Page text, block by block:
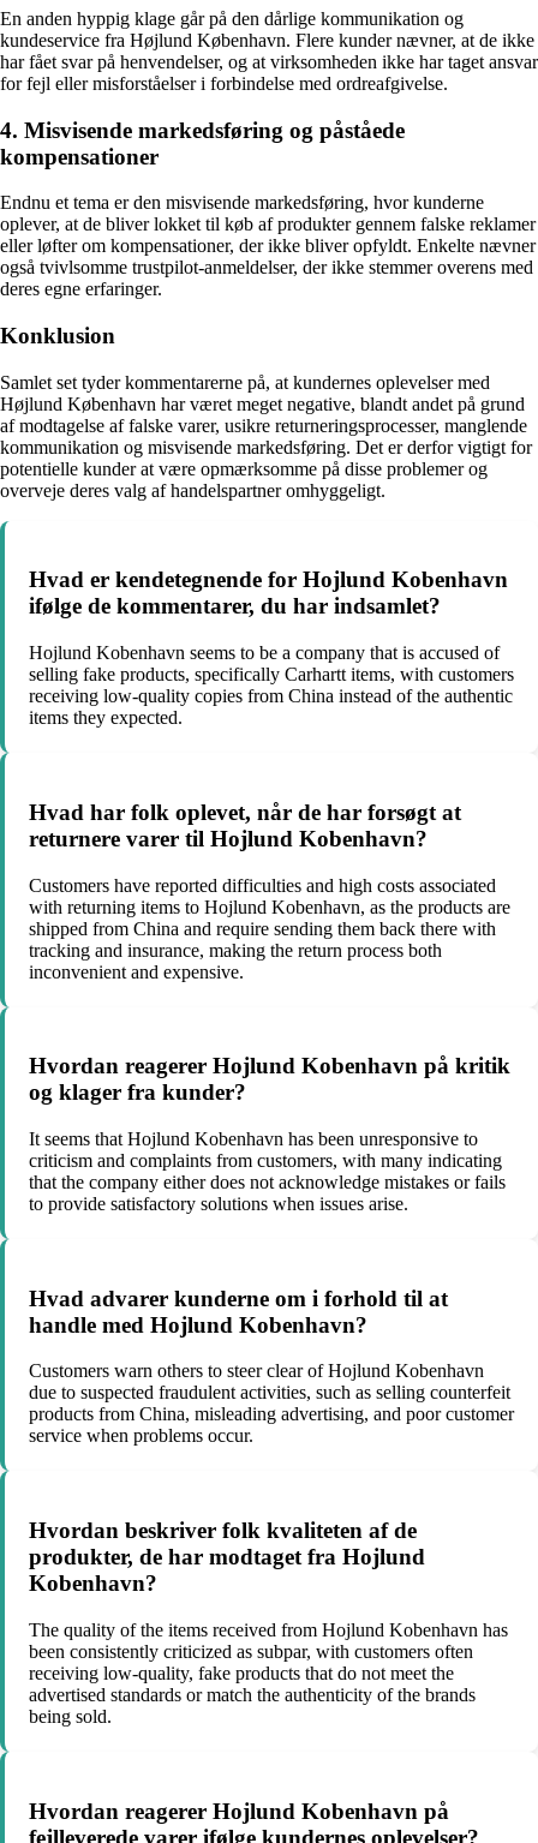
En anden hyppig klage går på den dårlige kommunikation og
kundeservice fra Højlund København. Flere kunder nævner, at de ikke
har fået svar på henvendelser, og at virksomheden ikke har taget ansvar
for fejl eller misforståelser i forbindelse med ordreafgivelse.
4. Misvisende markedsføring og påståede
kompensationer
Endnu et tema er den misvisende markedsføring, hvor kunderne
oplever, at de bliver lokket til køb af produkter gennem falske reklamer
eller løfter om kompensationer, der ikke bliver opfyldt. Enkelte nævner
også tvivlsomme trustpilot-anmeldelser, der ikke stemmer overens med
deres egne erfaringer.
Konklusion
Samlet set tyder kommentarerne på, at kundernes oplevelser med
Højlund København har været meget negative, blandt andet på grund
af modtagelse af falske varer, usikre returneringsprocesser, manglende
kommunikation og misvisende markedsføring. Det er derfor vigtigt for
potentielle kunder at være opmærksomme på disse problemer og
overveje deres valg af handelspartner omhyggeligt.
Hvad er kendetegnende for Hojlund Kobenhavn
ifølge de kommentarer, du har indsamlet?
Hojlund Kobenhavn seems to be a company that is accused of
selling fake products, specifically Carhartt items, with customers
receiving low-quality copies from China instead of the authentic
items they expected.
Hvad har folk oplevet, når de har forsøgt at
returnere varer til Hojlund Kobenhavn?
Customers have reported difficulties and high costs associated
with returning items to Hojlund Kobenhavn, as the products are
shipped from China and require sending them back there with
tracking and insurance, making the return process both
inconvenient and expensive.
Hvordan reagerer Hojlund Kobenhavn på kritik
og klager fra kunder?
It seems that Hojlund Kobenhavn has been unresponsive to
criticism and complaints from customers, with many indicating
that the company either does not acknowledge mistakes or fails
to provide satisfactory solutions when issues arise.
Hvad advarer kunderne om i forhold til at
handle med Hojlund Kobenhavn?
Customers warn others to steer clear of Hojlund Kobenhavn
due to suspected fraudulent activities, such as selling counterfeit
products from China, misleading advertising, and poor customer
service when problems occur.
Hvordan beskriver folk kvaliteten af de
produkter, de har modtaget fra Hojlund
Kobenhavn?
The quality of the items received from Hojlund Kobenhavn has
been consistently criticized as subpar, with customers often
receiving low-quality, fake products that do not meet the
advertised standards or match the authenticity of the brands
being sold.
Hvordan reagerer Hojlund Kobenhavn på
fejlleverede varer ifølge kundernes oplevelser?